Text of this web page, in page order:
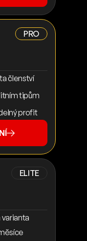
PRO
členství
tipům
profit
ELITE